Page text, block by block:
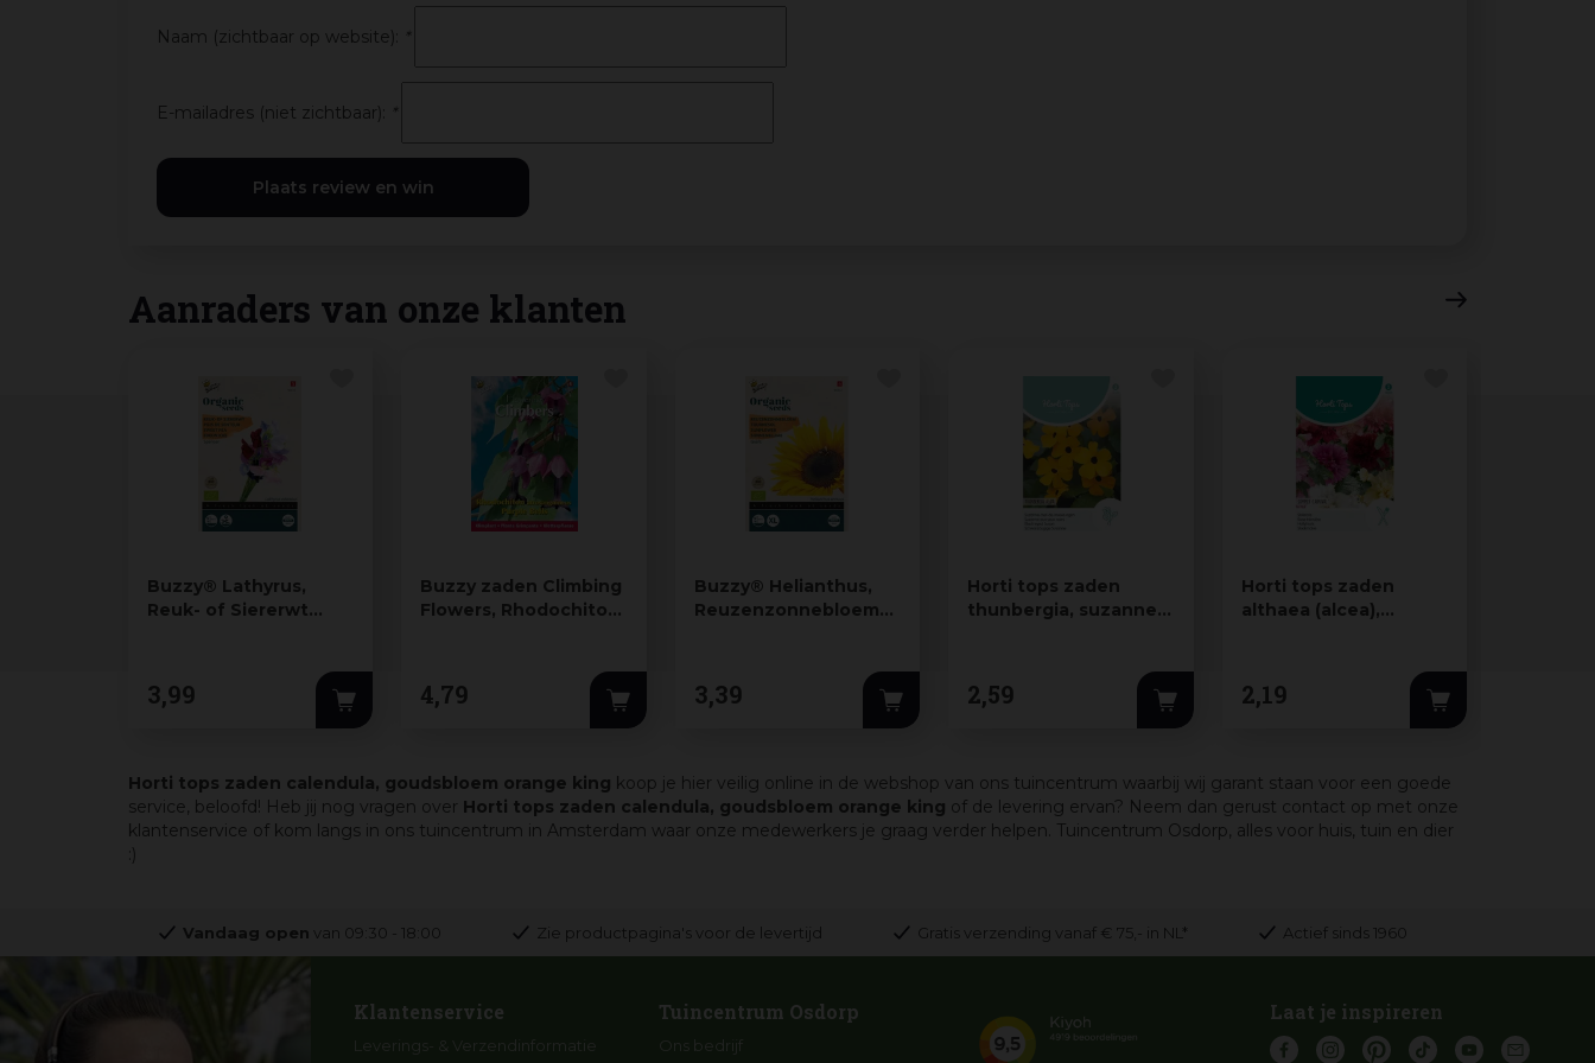
Naam (zichtbaar op website): *
E-mailadres (niet zichtbaar): *
Aanraders van onze klanten
Buzzy® Lathyrus,
Reuk- of Siererwt
3,99
Buzzy zaden Climbing
Flowers, Rhodochiton,
4,79
Buzzy® Helianthus,
Reuzenzonnebloem
3,39
Horti tops zaden
thunbergia, suzanne-
2,59
Horti tops zaden
althaea (alcea),
2,19
Horti tops zaden calendula, goudsbloem orange king koop je hier veilig online in de webshop van ons tuincentrum waarbij wij garant staan voor een goede
service, beloofd! Heb jij nog vragen over Horti tops zaden calendula, goudsbloem orange king of de levering ervan? Neem dan gerust contact op met onze
klantenservice of kom langs in ons tuincentrum in Amsterdam waar onze medewerkers je graag verder helpen. Tuincentrum Osdorp, alles voor huis, tuin en dier
:)
Vandaag open van 09:30 18:00 Zie productpagina's voor de levertijd Gratis verzending vanaf € 75,- in NL* Actief sinds 1960
Klantenservice Tuincentrum Osdorp Laat je inspireren